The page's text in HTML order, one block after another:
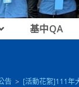
基中QA
告 > [活動花絮]111年